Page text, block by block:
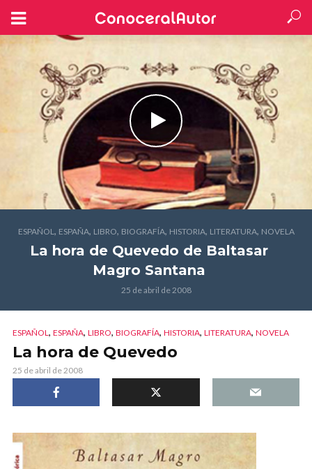
ESPAÑOL, ESPAÑA, LIBRO, BIOGRAFÍA, HISTORIA, LITERATURA, NOVELA
La hora de Quevedo de Baltasar
Magro Santana
25 de abril de 2008
ESPAÑOL, ESPAÑA, LIBRO, BIOGRAFÍA, HISTORIA, LITERATURA, NOVELA
La hora de Quevedo
25 de abril de 2008